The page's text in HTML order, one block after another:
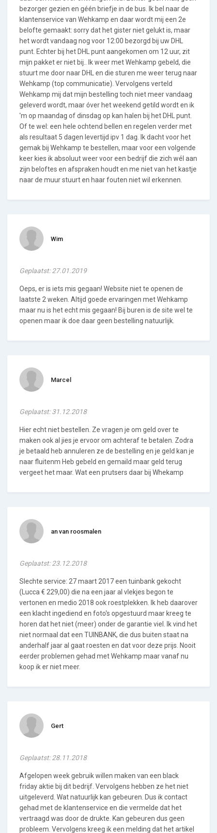
bezorger gezien en géén briefje in de bus. Ik bel naar de
klantenservice van Wehkamp en daar wordt mij een 2e
belofte gemaakt: sorry dat het gister niet gelukt is, maar
het wordt vandaag nog voor 12:00 bezorgd bij uw DHL
punt. Echter bij het DHL punt aangekomen om 12 uur, zit
mijn pakket er niet bij.. Ik weer met Wehkamp gebeld, die
stuurt me door naar DHL en die sturen me weer terug naar
Wehkamp (top communicatie). Vervolgens verteld
Wehkamp mij dat mijn bestelling toch niet meer vandaag
geleverd wordt, maar óver het weekend getild wordt en ik
'm op maandag of dinsdag op kan halen bij het DHL punt.
Of te wel: een hele ochtend bellen en regelen verder met
als resultaat 5 dagen levertijd ipv 1 dag. Ik dacht voor het
gemak bij Wehkamp te bestellen, maar voor een volgende
keer kies ik absoluut weer voor een bedrijf die zich wél aan
zijn beloftes en afspraken houdt en me niet van het kastje
naar de muur stuurt en haar fouten niet wil erkennen.
Wim
Geplaatst: 27.01.2019
Oeps, er is iets mis gegaan! Website niet te openen de
laatste 2 weken. Altijd goede ervaringen met Wehkamp
maar nu is het echt mis gegaan! Bij buren is de site wel te
openen maar ik doe daar geen bestelling natuurlijk.
Marcel
Geplaatst: 31.12.2018
Hier echt niet bestellen. Ze vragen je om geld over te
maken ook al jies je ervoor om achteraf te betalen. Zodra
je betaald heb annuleren ze de bestelling en je geld kan je
naar fluitenm Heb gebeld en gemaild maar geld terug
vergeet het maar. Wat een prutsers daar bij Whekamp
an van roosmalen
Geplaatst: 23.12.2018
Slechte service: 27 maart 2017 een tuinbank gekocht
(Lucca € 229,00) die na een jaar al vlekjes begon te
vertonen en medio 2018 ook roestplekken. Ik heb daarover
een klacht ingediend en foto's opgestuurd maar kreeg te
horen dat het niet (meer) onder de garantie viel. Ik vind het
niet normaal dat een TUINBANK, die dus buiten staat na
anderhalf jaar al gaat roesten en dat voor deze prijs. Nooit
eerder problemen gehad met Wehkamp maar vanaf nu
koop ik er niet meer.
Gert
Geplaatst: 28.11.2018
Afgelopen week gebruik willen maken van een black
friday aktie bij dit bedrijf. Vervolgens hebben ze het niet
uitgeleverd. Wat natuurlijk kan gebeuren. Dus ik contact
gehad met de klantenservice en die vermelde dat het
vertraagd was door de drukte. Kan gebeuren dus geen
probleem. Vervolgens kreeg ik een melding dat het artikel